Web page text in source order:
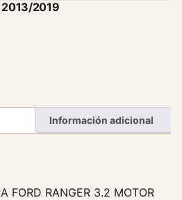
2019
Información adicional
FORD RANGER 3.2 MOTOR